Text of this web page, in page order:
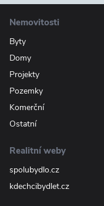
Nemovitosti
Byty
Domy
Projekty
Pozemky
Komerční
Ostatní
Realitní weby
spolubydlo.cz
kdechcibydlet.cz